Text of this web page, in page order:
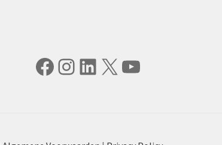
Facebook
Instagram
LinkedIn
X YouTube